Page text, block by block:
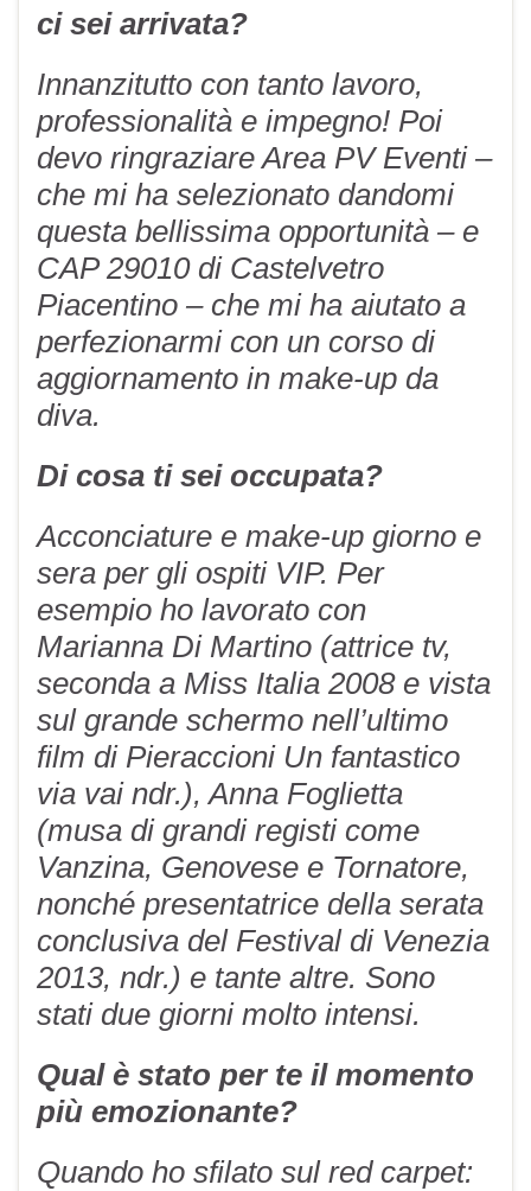
ci sei arrivata?
Innanzitutto con tanto lavoro,
professionalità e impegno! Poi
devo ringraziare Area PV Eventi –
che mi ha selezionato dandomi
questa bellissima opportunità – e
CAP 29010 di Castelvetro
Piacentino – che mi ha aiutato a
perfezionarmi con un corso di
aggiornamento in make-up da
diva.
Di cosa ti sei occupata?
Acconciature e make-up giorno e
sera per gli ospiti VIP. Per
esempio ho lavorato con
Marianna Di Martino (attrice tv,
seconda a Miss Italia 2008 e vista
sul grande schermo nell’ultimo
film di Pieraccioni Un fantastico
via vai ndr.), Anna Foglietta
(musa di grandi registi come
Vanzina, Genovese e Tornatore,
nonché presentatrice della serata
conclusiva del Festival di Venezia
2013, ndr.) e tante altre. Sono
stati due giorni molto intensi.
Qual è stato per te il momento
più emozionante?
Quando ho sfilato sul red carpet: